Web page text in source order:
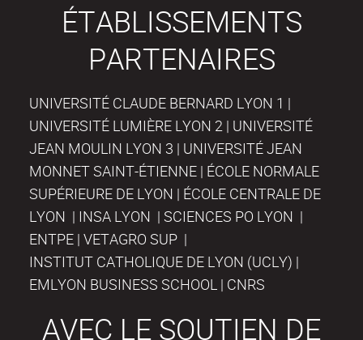
ÉTABLISSEMENTS
PARTENAIRES
UNIVERSITÉ CLAUDE BERNARD LYON 1 |
UNIVERSITÉ LUMIÈRE LYON 2 | UNIVERSITÉ
JEAN MOULIN LYON 3 | UNIVERSITÉ JEAN
MONNET SAINT-ÉTIENNE | ÉCOLE NORMALE
SUPÉRIEURE DE LYON | ÉCOLE CENTRALE DE
LYON | INSA LYON | SCIENCES PO LYON |
ENTPE | VETAGRO SUP |
INSTITUT CATHOLIQUE DE LYON (UCLY) |
EMLYON BUSINESS SCHOOL | CNRS
AVEC LE SOUTIEN DE